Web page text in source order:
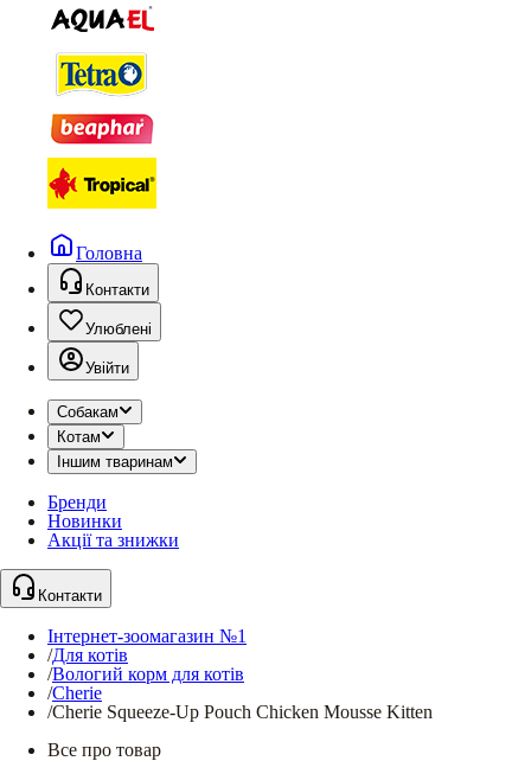
Головна
Контакти
Улюблені
Увійти
Собакам
Котам
Іншим тваринам
Бренди
Новинки
Акції та знижки
Контакти
Інтернет-зоомагазин №1
/Для котів
/Вологий корм для котів
/Cherie
/Cherie Squeeze-Up Pouch Chicken Mousse Kitten
Все про товар